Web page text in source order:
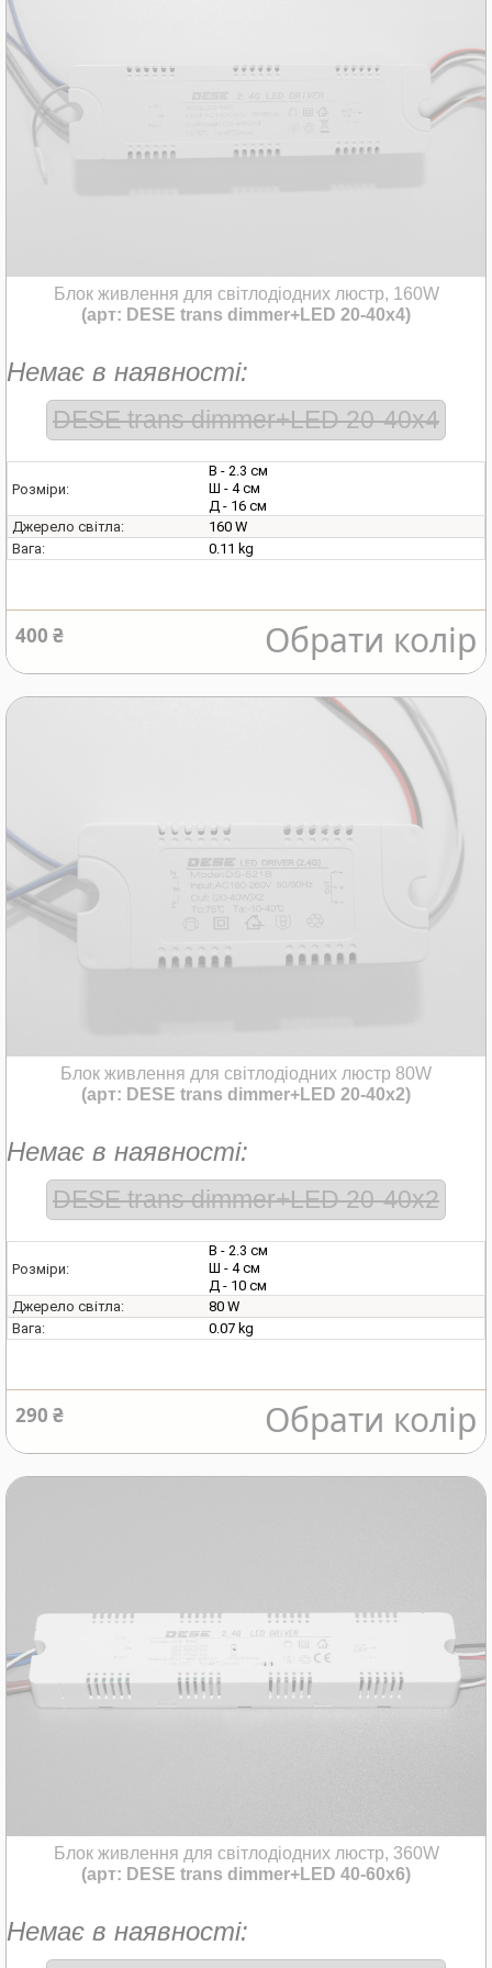
Блок живлення для світлодіодних люстр, 160W
(арт: DESE trans dimmer+LED 20-40x4)
Немає в наявності:
DESE trans dimmer+LED 20-40x4
Розміри:
В - 2.3 см
Ш - 4 см
Д - 16 см
Джерело світла:
160 W
Вага:
0.11 kg
400 ₴ Обрати колір
Блок живлення для світлодіодних люстр 80W
(арт: DESE trans dimmer+LED 20-40x2)
Немає в наявності:
DESE trans dimmer+LED 20-40x2
Розміри:
В - 2.3 см
Ш - 4 см
Д - 10 см
Джерело світла:
80 W
Вага:
0.07 kg
290 ₴ Обрати колір
Блок живлення для світлодіодних люстр, 360W
(арт: DESE trans dimmer+LED 40-60x6)
Немає в наявності: